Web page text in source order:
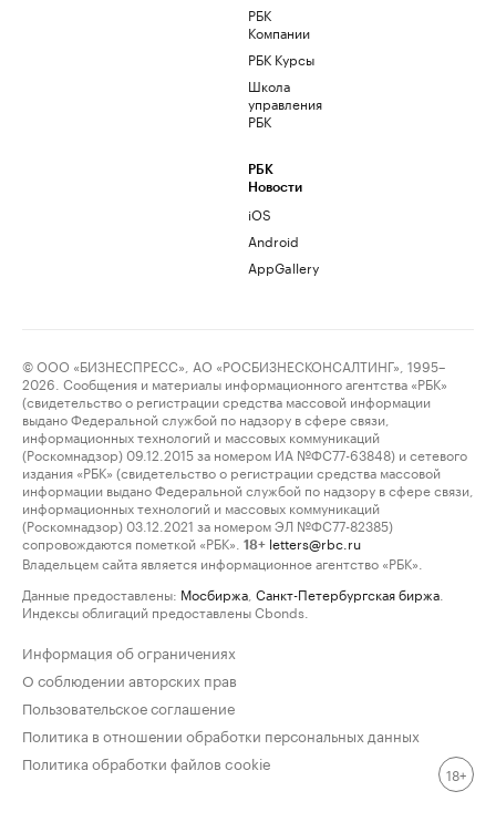
РБК
Компании
РБК Курсы
Школа
управления
РБК
РБК
Новости
iOS
Android
AppGallery
© ООО «БИЗНЕСПРЕСС», АО «РОСБИЗНЕСКОНСАЛТИНГ», 1995–
2026. Сообщения и материалы информационного агентства «РБК»
(свидетельство о регистрации средства массовой информации
выдано Федеральной службой по надзору в сфере связи,
информационных технологий и массовых коммуникаций
(Роскомнадзор) 09.12.2015 за номером ИА №ФС77-63848) и сетевого
издания «РБК» (свидетельство о регистрации средства массовой
информации выдано Федеральной службой по надзору в сфере связи,
информационных технологий и массовых коммуникаций
(Роскомнадзор) 03.12.2021 за номером ЭЛ №ФС77-82385)
сопровождаются пометкой «РБК».
18+ letters@rbc.ru
Владельцем сайта является информационное агентство «РБК».
Данные предоставлены: Мосбиржа Санкт-Петербургская биржа
Индексы облигаций предоставлены Cbonds.
Информация об ограничениях
О соблюдении авторских прав
Пользовательское соглашение
Политика в отношении обработки персональных данных
Политика обработки файлов cookie
18+